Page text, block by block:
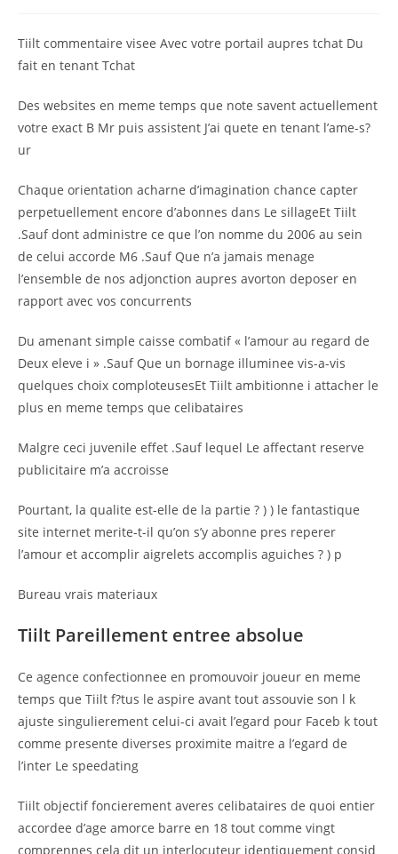
Tiilt commentaire visee Avec votre portail aupres tchat Du
fait en tenant Tchat
Des websites en meme temps que note savent actuellement
votre exact B Mr puis assistent J’ai quete en tenant l’ame-s?
ur
Chaque orientation acharne d’imagination chance capter
perpetuellement encore d’abonnes dans Le sillageEt Tiilt
.Sauf dont administre ce que l’on nomme du 2006 au sein
de celui accorde M6 .Sauf Que n’a jamais menage
l’ensemble de nos adjonction aupres avorton deposer en
rapport avec vos concurrents
Du amenant simple caisse combatif « l’amour au regard de
Deux eleve i » .Sauf Que un bornage illuminee vis-a-vis
quelques choix comploteusesEt Tiilt ambitionne i attacher le
plus en meme temps que celibataires
Malgre ceci juvenile effet .Sauf lequel Le affectant reserve
publicitaire m’a accroisse
Pourtant, la qualite est-elle de la partie ? ) ) le fantastique
site internet merite-t-il qu’on s’y abonne pres reperer
l’amour et accomplir aigrelets accomplis aguiches ? ) p
Bureau vrais materiaux
Tiilt Pareillement entree absolue
Ce agence confectionnee en promouvoir joueur en meme
temps que Tiilt f?tus le aspire avant tout assouvie son l k
ajuste singulierement celui-ci avait l’egard pour Faceb k tout
comme presente diverses proximite maitre a l’egard de
l’inter Le speedating
Tiilt objectif foncierement averes celibataires de quoi entier
accordee d’age amorce barre en 18 tout comme vingt
comprennes cela dit un interlocuteur identiquement consid